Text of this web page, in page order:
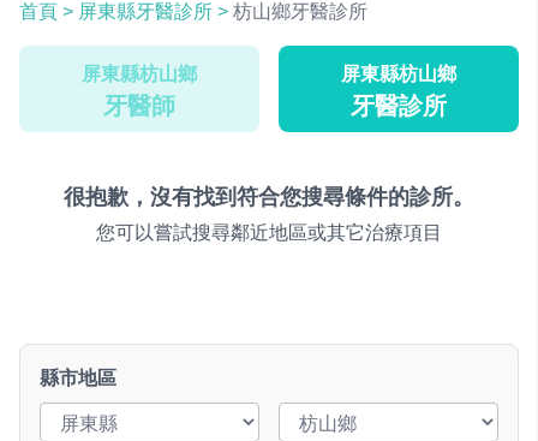
首頁 > 屏東縣牙醫診所 > 枋山鄉牙醫診所
屏東縣枋山鄉
牙醫師
屏東縣枋山鄉
牙醫診所
很抱歉，沒有找到符合您搜尋條件的診所。
您可以嘗試搜尋鄰近地區或其它治療項目
縣市地區